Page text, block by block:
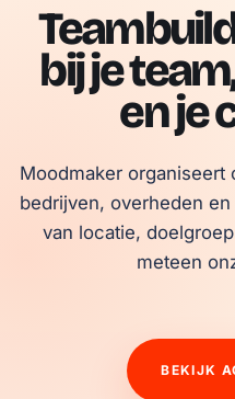
bij je
en je
Moodmaker organiseert
bedrijven, overheden
van locatie,
meteen
BEKIJK